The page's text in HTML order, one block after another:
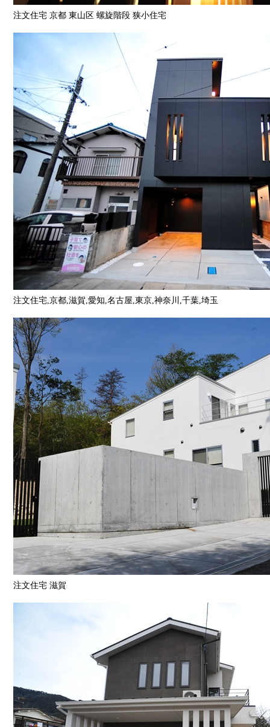
注文住宅 京都 東山区 螺旋階段 狭小住宅
注文住宅,京都,滋賀,愛知,名古屋,東京,神奈川,千葉,埼玉
注文住宅 滋賀